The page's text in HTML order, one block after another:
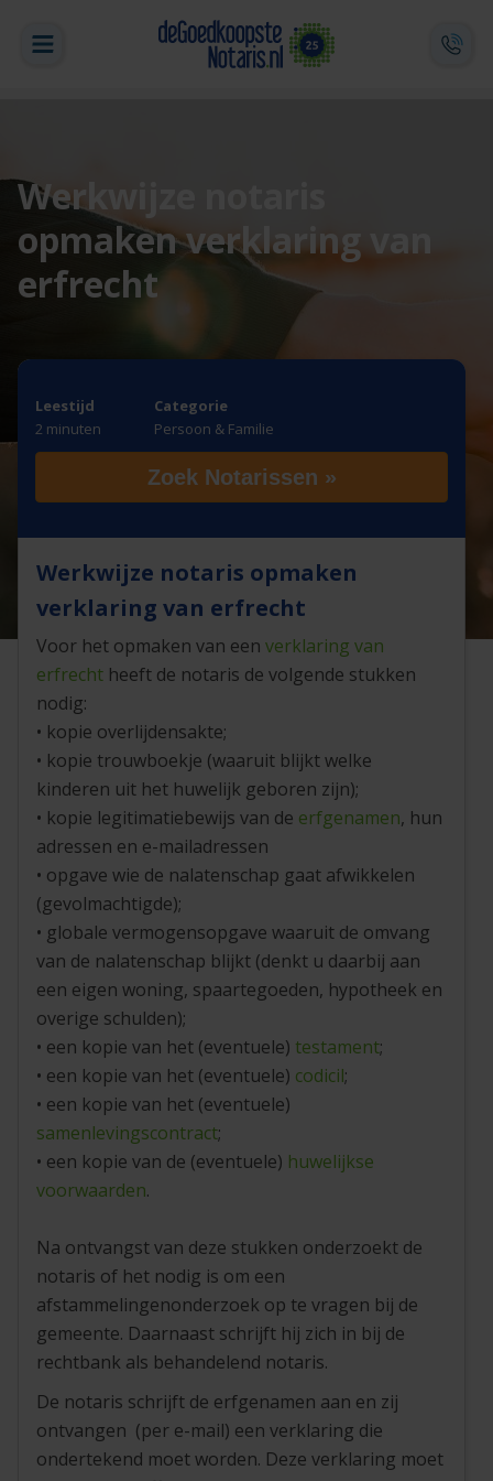
Werkwijze notaris
opmaken verklaring van
erfrecht
Leestijd
2 minuten
Categorie
Persoon & Familie
Zoek Notarissen »
Werkwijze notaris opmaken
verklaring van erfrecht
Voor het opmaken van een verklaring van
erfrecht heeft de notaris de volgende stukken
nodig:
• kopie overlijdensakte;
• kopie trouwboekje (waaruit blijkt welke
kinderen uit het huwelijk geboren zijn);
• kopie legitimatiebewijs van de erfgenamen, hun
adressen en e-mailadressen
• opgave wie de nalatenschap gaat afwikkelen
(gevolmachtigde);
• globale vermogensopgave waaruit de omvang
van de nalatenschap blijkt (denkt u daarbij aan
een eigen woning, spaartegoeden, hypotheek en
overige schulden);
• een kopie van het (eventuele) testament;
• een kopie van het (eventuele) codicil;
• een kopie van het (eventuele)
samenlevingscontract;
• een kopie van de (eventuele) huwelijkse
voorwaarden.
Na ontvangst van deze stukken onderzoekt de
notaris of het nodig is om een
afstammelingenonderzoek op te vragen bij de
gemeente. Daarnaast schrijft hij zich in bij de
rechtbank als behandelend notaris.
De notaris schrijft de erfgenamen aan en zij
ontvangen (per e-mail) een verklaring die
ondertekend moet worden. Deze verklaring moet